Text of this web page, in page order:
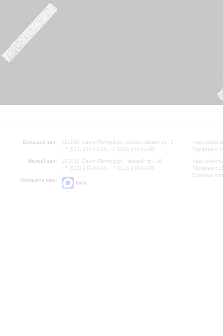
Большой зал:
191186, Санкт-Петербург, Михайловская ул., 2
+7 (812) 240-01-00, +7 (812) 240-01-80
Малый зал:
191011, Санкт-Петербург, Невский пр., 30
+7 (812) 240-01-00, +7 (812) 240-01-70
Напишите нам:
MAX
Часы
Перерыв с
Часы
Перерыв с
Вопросы